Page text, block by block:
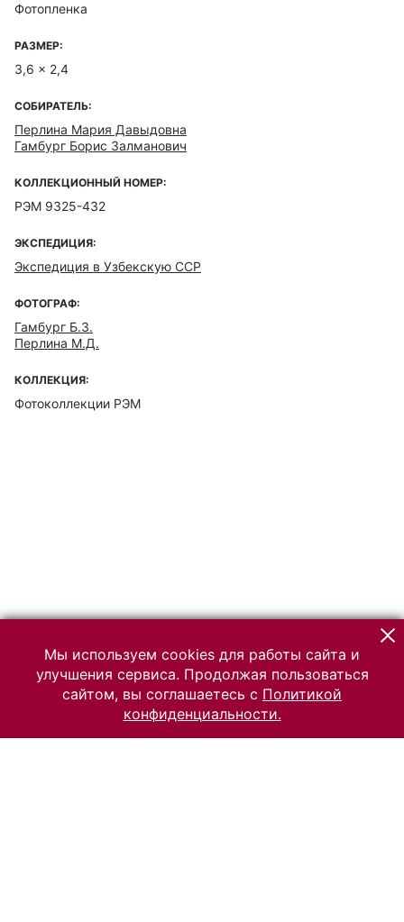
Фотопленка
РАЗМЕР:
3,6 x 2,4
СОБИРАТЕЛЬ:
Перлина Мария Давыдовна
Гамбург Борис Залманович
КОЛЛЕКЦИОННЫЙ НОМЕР:
РЭМ 9325-432
ЭКСПЕДИЦИЯ:
Экспедиция в Узбекскую ССР
ФОТОГРАФ:
Гамбург Б.З.
Перлина М.Д.
КОЛЛЕКЦИЯ:
Фотоколлекции РЭМ
Мы используем cookies для работы сайта и
улучшения сервиса. Продолжая пользоваться
сайтом, вы соглашаетесь с Политикой
конфиденциальности.